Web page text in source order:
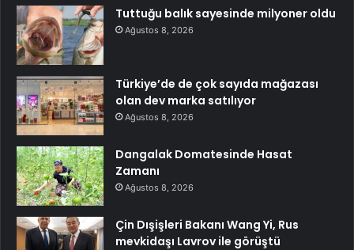
Tuttuğu balık sayesinde milyoner oldu
Ağustos 8, 2026
Türkiye’de de çok sayıda mağazası
olan dev marka satılıyor
Ağustos 8, 2026
Dangalak Domatesinde Hasat
Zamanı
Ağustos 8, 2026
Çin Dışişleri Bakanı Wang Yi, Rus
mevkidaşı Lavrov ile görüştü